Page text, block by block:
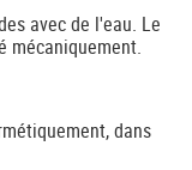
avec de l'eau. Le
mécaniquement.
dans